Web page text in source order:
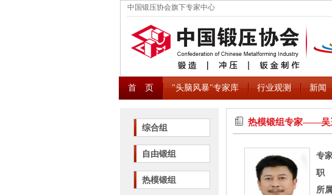
中国锻压协会旗下专家中心
首 页 "头脑风暴"专家库 行业观测 新闻
综合组
自由锻组
热模锻组
热模锻组专家――吴
专
职
所